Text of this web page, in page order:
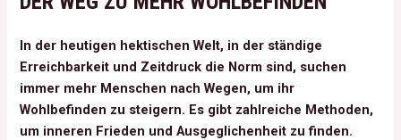
In der heutigen hektischen Welt, in der ständige
Erreichbarkeit und Zeitdruck die Norm sind, suchen
immer mehr Menschen nach Wegen, um ihr
Wohlbefinden zu steigern. Es gibt zahlreiche Methoden,
um inneren Frieden und Ausgeglichenheit zu finden.